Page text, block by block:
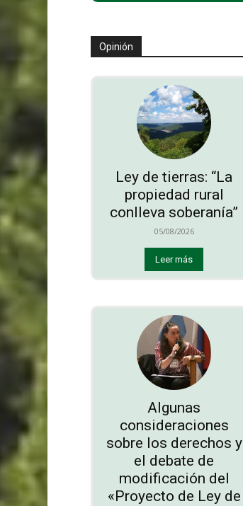
Opinión
Ley de tierras: “La
propiedad rural
conlleva soberanía”
05/08/2026
Leer más
Algunas
consideraciones
sobre los derechos y
el debate de
modificación del
«Proyecto de Ley de